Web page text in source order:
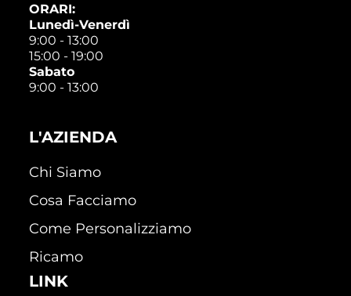
ORARI:
Lunedì-Venerdì
9:00 - 13:00
15:00 - 19:00
Sabato
9:00 - 13:00
L'AZIENDA
Chi Siamo
Cosa Facciamo
Come Personalizziamo
Ricamo
LINK